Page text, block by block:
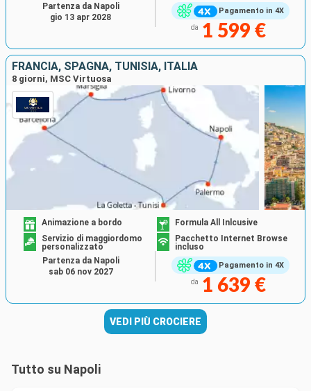
Pagamento in 4X
da 1 599 €
Partenza da Napoli
gio 13 apr 2028
FRANCIA, SPAGNA, TUNISIA, ITALIA
8 giorni, MSC Virtuosa
Pagamento in 4X
Animazione a bordo
Formula All Inlcusive
Servizio di maggiordomo
personalizzato
Pacchetto Internet Browse
incluso
da 1 639 €
Partenza da Napoli
sab 06 nov 2027
VEDI PIÙ CROCIERE
Tutto su Napoli